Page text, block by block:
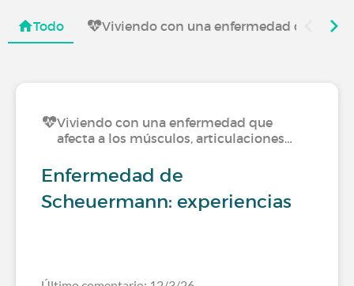
Todo Viviendo con una enfermedad que
Viviendo con una enfermedad que
afecta a los músculos, articulaciones…
Enfermedad de
Scheuermann: experiencias